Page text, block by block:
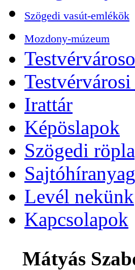
Szögedi vasút-emlékök
Mozdony-múzeum
Irattár
Képöslapok
Szögedi
Levél nekünk
Kapcsolapok
Mátyás